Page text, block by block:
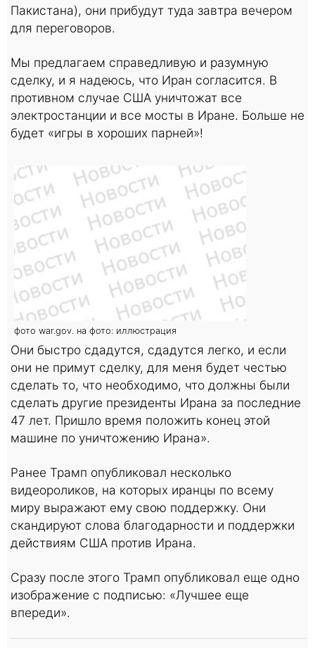
Пакистана), они прибудут туда завтра вечером
для переговоров.
Мы предлагаем справедливую и разумную
сделку, и я надеюсь, что Иран согласится. В
противном случае США уничтожат все
электростанции и все мосты в Иране. Больше не
будет «игры в хороших парней»!
фото war.gov. на фото: иллюстрация
Они быстро сдадутся, сдадутся легко, и если
они не примут сделку, для меня будет честью
сделать то, что необходимо, что должны были
сделать другие президенты Ирана за последние
47 лет. Пришло время положить конец этой
машине по уничтожению Ирана».
Ранее Трамп опубликовал несколько
видеороликов, на которых иранцы по всему
миру выражают ему свою поддержку. Они
скандируют слова благодарности и поддержки
действиям США против Ирана.
Сразу после этого Трамп опубликовал еще одно
изображение с подписью: «Лучшее еще
впереди».